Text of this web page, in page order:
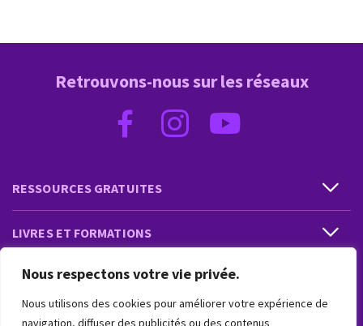
Nous respectons votre vie privée.
Nous utilisons des cookies pour améliorer votre expérience de
navigation, diffuser des publicités ou des contenus
RESSOURCES GRATUITES
LIVRES ET FORMATIONS
PRESTATIONS ET PRODUITS
VIVRE INTUITIF
Retrouvons-nous sur les réseaux